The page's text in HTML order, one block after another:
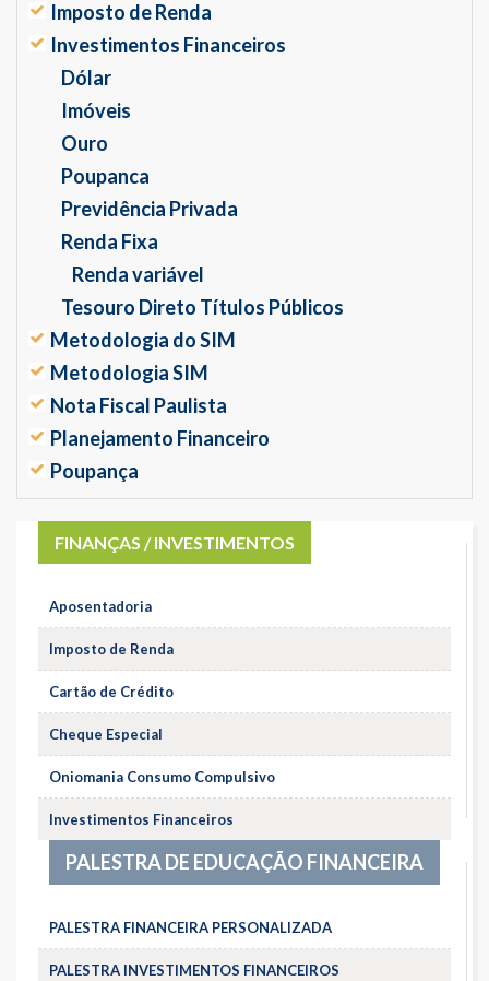
Imposto de Renda
Investimentos Financeiros
Dólar
Imóveis
Ouro
Poupanca
Previdência Privada
Renda Fixa
Renda variável
Tesouro Direto Títulos Públicos
Metodologia do SIM
Metodologia SIM
Nota Fiscal Paulista
Planejamento Financeiro
Poupança
FINANÇAS / INVESTIMENTOS
Aposentadoria
Imposto de Renda
Cartão de Crédito
Cheque Especial
Oniomania Consumo Compulsivo
Investimentos Financeiros
PALESTRA DE EDUCAÇÃO FINANCEIRA
PALESTRA FINANCEIRA PERSONALIZADA
PALESTRA INVESTIMENTOS FINANCEIROS